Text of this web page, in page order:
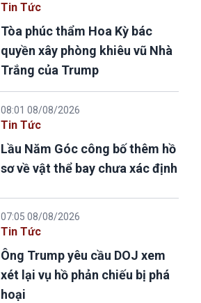
Tin Tức
Tòa phúc thẩm Hoa Kỳ bác
quyền xây phòng khiêu vũ Nhà
Trắng của Trump
08:01 08/08/2026
Tin Tức
Lầu Năm Góc công bố thêm hồ
sơ về vật thể bay chưa xác định
07:05 08/08/2026
Tin Tức
Ông Trump yêu cầu DOJ xem
xét lại vụ hồ phản chiếu bị phá
hoại